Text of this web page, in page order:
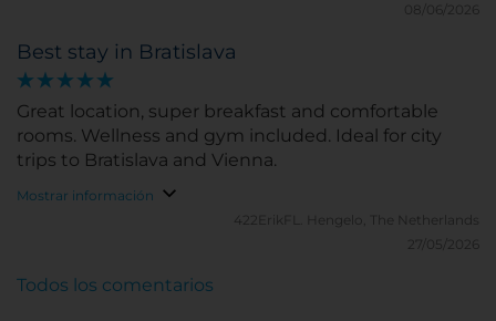
08/06/2026
Best stay in Bratislava
Great location, super breakfast and comfortable
rooms. Wellness and gym included. Ideal for city
trips to Bratislava and Vienna.
Mostrar información
422ErikFL.
Hengelo, The Netherlands
27/05/2026
Todos los comentarios